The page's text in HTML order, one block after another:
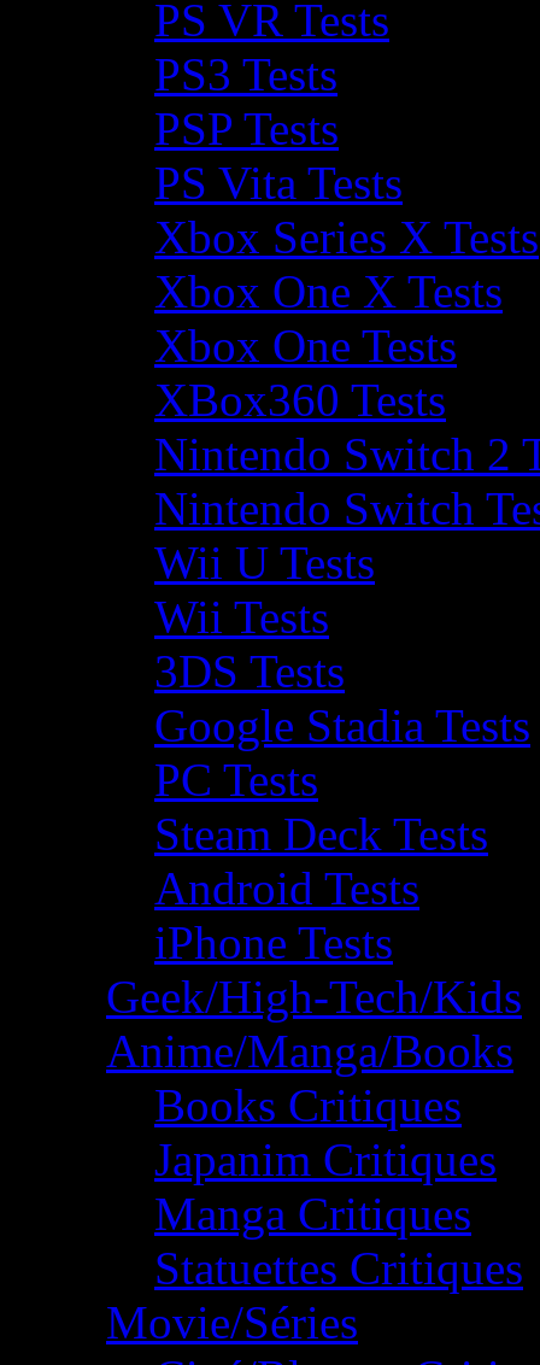
PS VR Tests
PS3 Tests
PSP Tests
PS Vita Tests
Xbox Series X Tests
Xbox One X Tests
Xbox One Tests
XBox360 Tests
Nintendo Switch 2
Nintendo Switch
Wii U Tests
Wii Tests
3DS Tests
Google Stadia Tests
PC Tests
Steam Deck Tests
Android Tests
iPhone Tests
Geek/High-Tech/Kids
Anime/Manga/Books
Books Critiques
Japanim Critiques
Manga Critiques
Statuettes Critiques
Movie/Séries